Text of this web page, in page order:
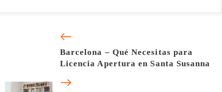
Barcelona – Qué Necesitas para
Licencia Apertura en Santa Susanna